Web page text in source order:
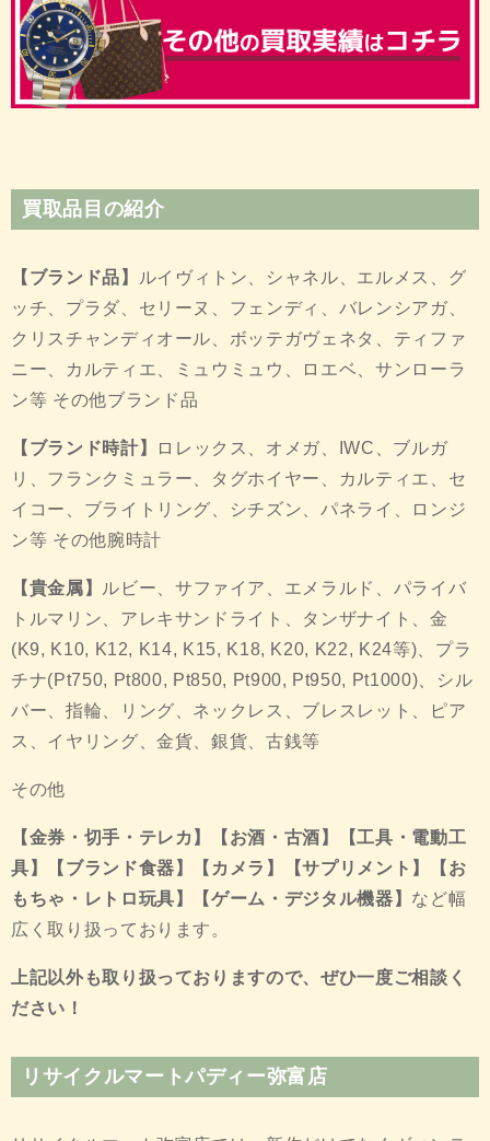
買取品目の紹介
【ブランド品】
ルイヴィトン、シャネル、エルメス、グ
ッチ、プラダ、セリーヌ、フェンディ、バレンシアガ、
クリスチャンディオール、ボッテガヴェネタ、ティファ
ニー、カルティエ、ミュウミュウ、ロエベ、サンローラ
ン等 その他ブランド品
【ブランド時計】
ロレックス、オメガ、IWC、ブルガ
リ、フランクミュラー、タグホイヤー、カルティエ、セ
イコー、ブライトリング、シチズン、パネライ、ロンジ
ン等 その他腕時計
【貴金属】
ルビー、サファイア、エメラルド、パライバ
トルマリン、アレキサンドライト、タンザナイト、金
(K9, K10, K12, K14, K15, K18, K20, K22, K24等)、プラ
チナ(Pt750, Pt800, Pt850, Pt900, Pt950, Pt1000)、シル
バー、指輪、リング、ネックレス、ブレスレット、ピア
ス、イヤリング、金貨、銀貨、古銭等
その他
【金券・切手・テレカ】【お酒・古酒】【工具・電動工
具】【ブランド食器】【カメラ】【サプリメント】【お
もちゃ・レトロ玩具】【ゲーム・デジタル機器】 など幅
広く取り扱っております。
上記以外も取り扱っておりますので、ぜひ一度ご相談く
ださい！
リサイクルマートパディー弥富店